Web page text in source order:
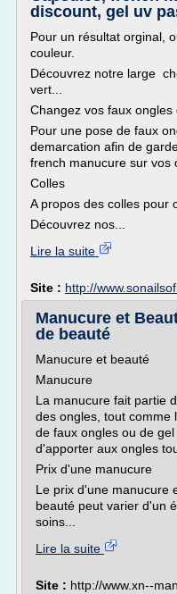
discount, gel uv
Pour un résultat orginal,
couleur.
Découvrez notre large
vert...
Changez vos faux ongles
Pour une pose de faux
demarcation afin de
french manucure sur vos
Colles
A propos des colles pour
Découvrez nos...
Lire la suite
Site : http://
Manucure et
de beauté
Manucure et beauté
Manucure
La manucure fait partie
des ongles, tout comme
de faux ongles ou de
d'apporter aux ongles
Prix d'une manucure
Le prix d'une manucure
beauté peut varier d'un
soins...
Lire la suite
Site : http://www.xn--